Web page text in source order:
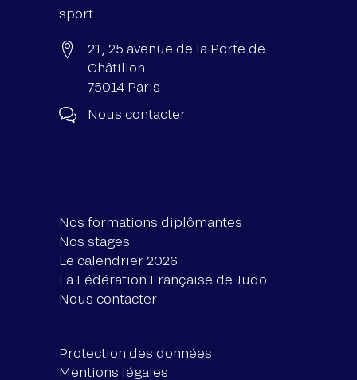
sport
21, 25 avenue de la Porte de
Châtillon
75014 Paris
Nous contacter
Nos formations diplômantes
Nos stages
Le calendrier 2026
La Fédération Française de Judo
Nous contacter
Protection des données
Mentions légales